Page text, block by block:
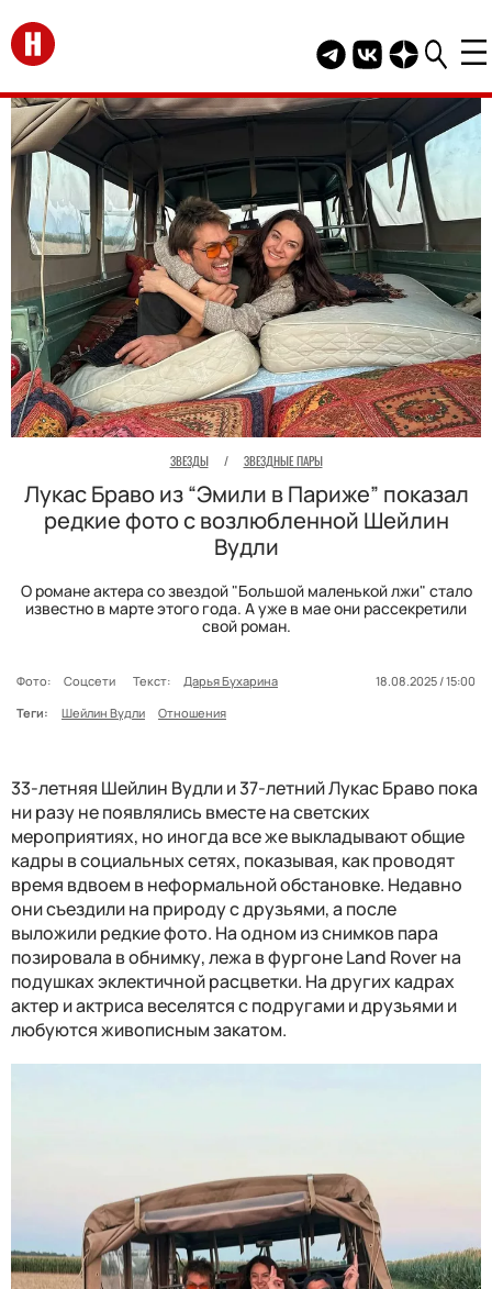
Перейти на главную
Telegram канал
Группа HELLO
Канал
ЗВЕЗДЫ / ЗВЕЗДНЫЕ ПАРЫ
Лукас Браво из “Эмили в Париже” показал
редкие фото с возлюбленной Шейлин
Вудли
О романе актера со звездой "Большой маленькой лжи" стало
известно в марте этого года. А уже в мае они рассекретили
свой роман.
Фото: Соцсети Текст: Дарья Бухарина
18.08.2025 / 15:00
Теги:
Шейлин Вудли Отношения
33-летняя Шейлин Вудли и 37-летний Лукас Браво пока
ни разу не появлялись вместе на светских
мероприятиях, но иногда все же выкладывают общие
кадры в социальных сетях, показывая, как проводят
время вдвоем в неформальной обстановке. Недавно
они съездили на природу с друзьями, а после
выложили редкие фото. На одном из снимков пара
позировала в обнимку, лежа в фургоне Land Rover на
подушках эклектичной расцветки. На других кадрах
актер и актриса веселятся с подругами и друзьями и
любуются живописным закатом.